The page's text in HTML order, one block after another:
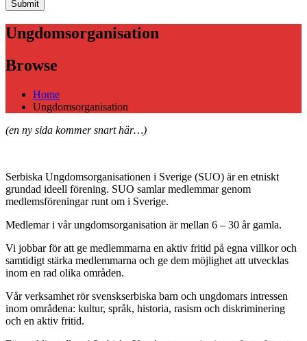
Ungdomsorganisation
Browse
Home
Ungdomsorganisation
(en ny sida kommer snart här…)
Serbiska Ungdomsorganisationen i Sverige (SUO) är en etniskt
grundad ideell förening. SUO samlar medlemmar genom
medlemsföreningar runt om i Sverige.
Medlemar i vår ungdomsorganisation är mellan 6 – 30 år gamla.
Vi jobbar för att ge medlemmarna en aktiv fritid på egna villkor och
samtidigt stärka medlemmarna och ge dem möjlighet att utvecklas
inom en rad olika områden.
Vår verksamhet rör svenskserbiska barn och ungdomars intressen
inom områdena: kultur, språk, historia, rasism och diskriminering
och en aktiv fritid.